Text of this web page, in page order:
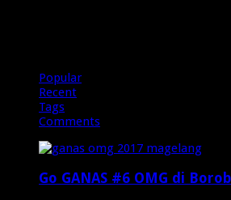
Popular
Recent
Tags
Comments
Go GANAS #6 OMG di